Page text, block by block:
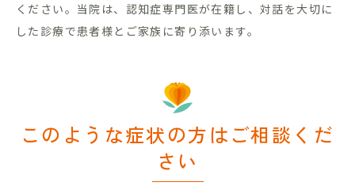
ください。当院は、認知症専門医が在籍し、対話を大切に
した診療で患者様とご家族に寄り添います。
このような症状の方はご相談くだ
さい